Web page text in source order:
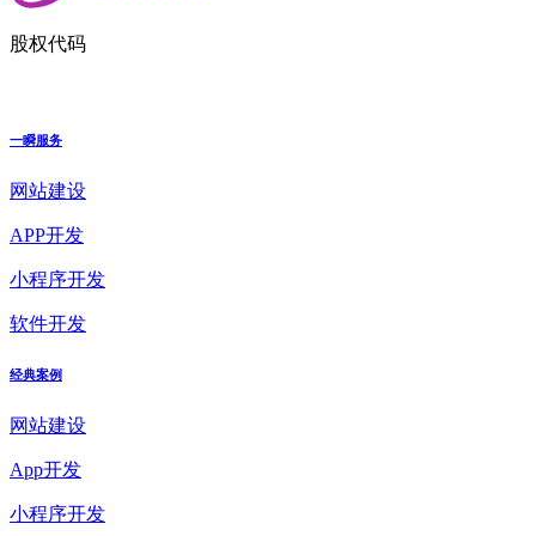
股权代码
一瞬服务
网站建设
APP开发
小程序开发
软件开发
经典案例
网站建设
App开发
小程序开发